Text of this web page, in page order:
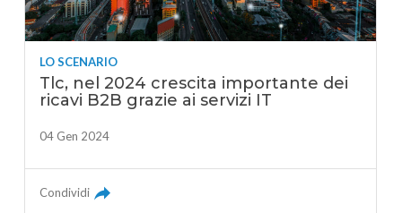
LO SCENARIO
Tlc, nel 2024 crescita importante dei
ricavi B2B grazie ai servizi IT
04 Gen 2024
Condividi